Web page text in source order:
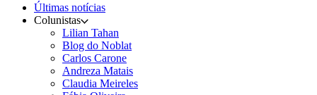
Últimas notícias
Colunistas
Lilian Tahan
Blog do Noblat
Carlos Carone
Andreza Matais
Claudia Meireles